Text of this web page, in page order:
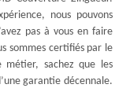
nous pouvons
pas à vous en faire
sommes certifiés par le
métier, sachez que les
garantie décennale.